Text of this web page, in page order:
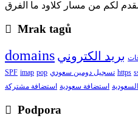
Mrak tagů
domains بريد الكتروني
SPF imap pop تسجيل دومين سعودي https
السعودية استضافة سعودية استضافة مشتركة
Podpora